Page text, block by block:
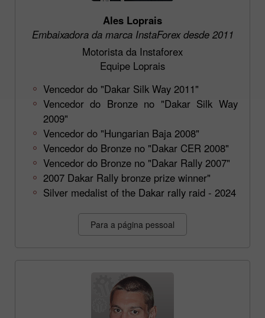
Ales Loprais
Embaixadora da marca InstaForex desde 2011
Motorista da Instaforex
Equipe Loprais
Vencedor do "Dakar Silk Way 2011"
Vencedor do Bronze no "Dakar Silk Way
2009"
Vencedor do "Hungarian Baja 2008"
Vencedor do Bronze no "Dakar CER 2008"
Vencedor do Bronze no "Dakar Rally 2007"
2007 Dakar Rally bronze prize winner"
Silver medalist of the Dakar rally raid - 2024
Para a página pessoal